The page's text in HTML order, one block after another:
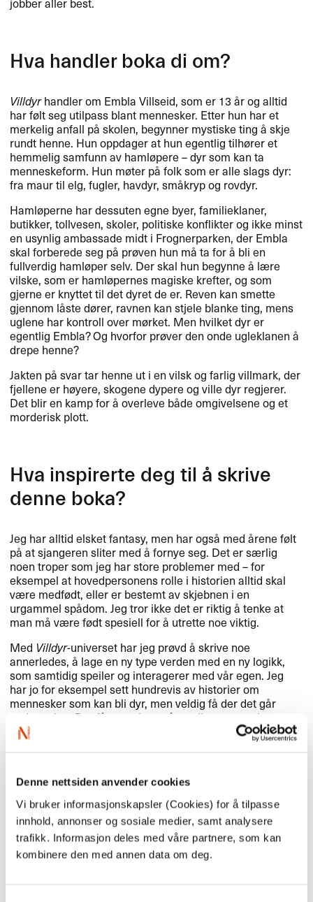
Denne nettsiden anvender cookies
Vi bruker informasjonskapsler (Cookies) for å tilpasse
innhold, annonser og sosiale medier, samt analysere
trafikk. Informasjon deles med våre partnere, som kan
kombinere den med annen data om deg.
Hva handler boka di om?
Villdyrhandler om Embla Villseid, som er 13 år og alltid
har følt seg utilpass blant mennesker. Etter hun har et
merkelig anfall på skolen, begynner mystiske ting å skje
rundt henne. Hun oppdager at hun egentlig tilhører et
hemmelig samfunn av hamløpere – dyr som kan ta
menneskeform. Hun møter på folk som er alle slags dyr:
fra maur til elg, fugler, havdyr, småkryp og rovdyr.
Hamløperne har dessuten egne byer, familieklaner,
butikker, tollvesen, skoler, politiske konflikter og ikke minst
en usynlig ambassade midt i Frognerparken, der Embla
skal forberede seg på prøven hun må ta for å bli en
fullverdig hamløper selv. Der skal hun begynne å lære
vilske, som er hamløpernes magiske krefter, og som
gjerne er knyttet til det dyret de er. Reven kan smette
gjennom låste dører, ravnen kan stjele blanke ting, mens
uglene har kontroll over mørket. Men hvilket dyr er
egentlig Embla? Og hvorfor prøver den onde ugleklanen å
drepe henne?
Jakten på svar tar henne ut i en vilsk og farlig villmark, der
fjellene er høyere, skogene dypere og ville dyr regjerer.
Det blir en kamp for å overleve både omgivelsene og et
morderisk plott.
Hva inspirerte deg til å skrive
denne boka?
Jeg har alltid elsket fantasy, men har også med årene følt
på at sjangeren sliter med å fornye seg. Det er særlig
noen troper som jeg har store problemer med – for
eksempel at hovedpersonens rolle i historien alltid skal
være medfødt, eller er bestemt av skjebnen i en
urgammel spådom. Jeg tror ikke det er riktig å tenke at
man må være født spesiell for å utrette noe viktig.
Med Villdyr-universet har jeg prøvd å skrive noe
annerledes, å lage en ny type verden med en ny logikk,
som samtidig speiler og interagerer med vår egen. Jeg
har jo for eksempel sett hundrevis av historier om
mennesker som kan bli dyr, men veldig få der det går
andre veien. Der får man jo også utrolig mye gratis
inspirasjon, for dyreverdenen er så full av vanvittige fakta
som kan få konsekvenser for hamløperuniverset. Som at
Hvem er denne boka for?